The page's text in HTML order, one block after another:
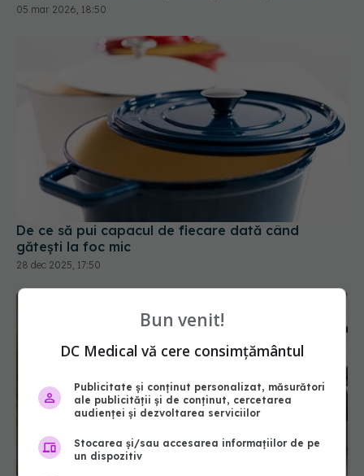
05 mar 2026, 18:50
De ce să pui capacul de fiecare dată când
gătești la foc mic
28 dec 2025, 17:50
Bun venit!
DC Medical vă cere consimțământul
Publicitate și conținut personalizat, măsurători
ale publicității și de conținut, cercetarea
audienței și dezvoltarea serviciilor
Stocarea și/sau accesarea informațiilor de pe
un dispozitiv